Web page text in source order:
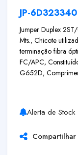
JP-
Jumper Duplex
Mts., Chicote
terminação fibra
FC/APC,
G652D,
Alerta de Stock
Compartilhar